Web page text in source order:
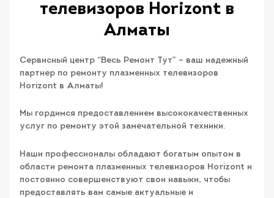
телевизоров Horizont в
Алматы
Сервисный центр “Весь Ремонт Тут” – ваш надежный
партнер по ремонту плазменных телевизоров
Horizont в Алматы!
Мы гордимся предоставлением высококачественных
услуг по ремонту этой замечательной техники.
Наши профессионалы обладают богатым опытом в
области ремонта плазменных телевизоров Horizont и
постоянно совершенствуют свои навыки, чтобы
предоставлять вам самые актуальные и